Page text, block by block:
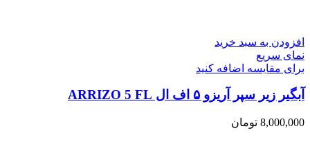
افزودن به سبد خرید
نمای سریع
برای مقایسه اضافه کنید
آبگیر زیر سپر آریزو ۵ اف ال ARRIZO 5 FL
8,000,000 تومان